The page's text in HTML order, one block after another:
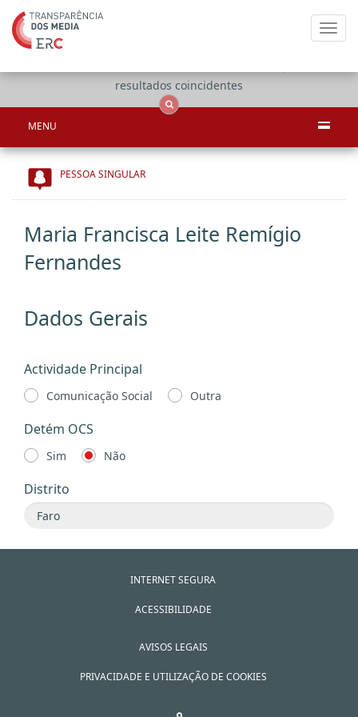
resultados coincidentes
MENU
PESSOA SINGULAR
Maria Francisca Leite Remígio
Fernandes
Dados Gerais
Actividade Principal
Comunicação Social Outra
Detém OCS
Sim Não
Distrito
INTERNET SEGURA
ACESSIBILIDADE
AVISOS LEGAIS
PRIVACIDADE E UTILIZAÇÃO DE COOKIES